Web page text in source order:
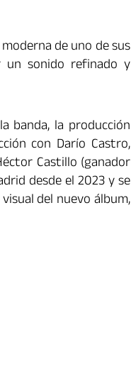
de uno de sus
un sonido refinado y
banda, la producción
con Darío Castro,
Castillo (ganador
desde el 2023 y se
del nuevo álbum,